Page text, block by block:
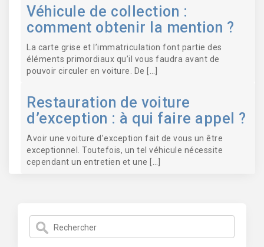
Véhicule de collection :
comment obtenir la mention ?
La carte grise et l’immatriculation font partie des
éléments primordiaux qu’il vous faudra avant de
pouvoir circuler en voiture. De […]
Restauration de voiture
d’exception : à qui faire appel ?
Avoir une voiture d’exception fait de vous un être
exceptionnel. Toutefois, un tel véhicule nécessite
cependant un entretien et une […]